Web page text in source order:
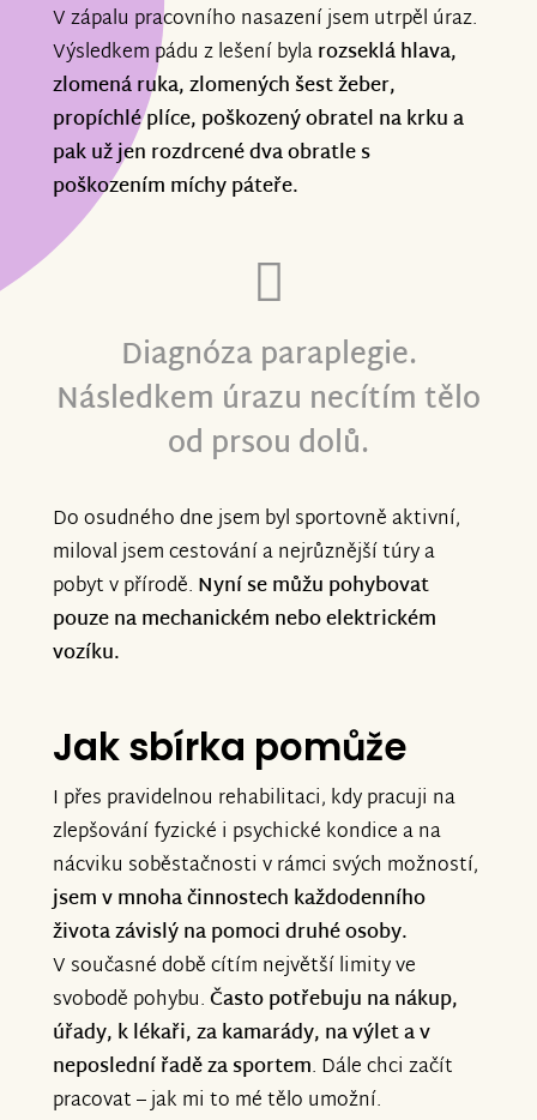
V zápalu pracovního nasazení jsem utrpěl úraz.
Výsledkem pádu z lešení bylarozseklá hlava,
zlomená ruka, zlomených šest žeber,
propíchlé plíce, poškozený obratel na krku a
pak už jen rozdrcené dva obratle s
poškozením míchy páteře.
Diagnóza paraplegie.
Následkem úrazu necítím tělo
od prsou dolů.
Do osudného dne jsem byl sportovně aktivní,
miloval jsem cestování a nejrůznější túry a
pobyt v přírodě. Nyní se můžu pohybovat
pouze na mechanickém nebo elektrickém
vozíku.
Jak sbírka pomůže
I přes pravidelnou rehabilitaci, kdy pracuji na
zlepšování fyzické i psychické kondice a na
nácviku soběstačnosti v rámci svých možností,
jsem v mnoha činnostech každodenního
života závislý na pomoci druhé osoby.
V současné době cítím největší limity ve
svobodě pohybu.Často potřebuju na nákup,
úřady, k lékaři, za kamarády, na výlet a v
neposlední řadě za sportem. Dále chci začít
pracovat – jak mi to mé tělo umožní.